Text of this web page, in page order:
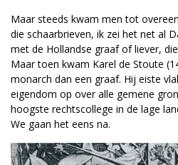
Maar steeds kwam men tot
die schaarbrieven, ik zei het net al
met de Hollandse graaf of liever,
Maar toen kwam Karel de Stoute
monarch dan een graaf. Hij eiste
eigendom op over alle gemene
hoogste rechtscollege in de lage
We gaan het eens na.